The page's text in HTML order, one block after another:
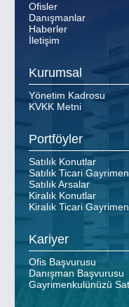
Ofisler
Danışmanlar
Haberler
İletişim
Kurumsal
Yönetim Kadrosu
KVKK Metni
Portföyler
Satılık Konutlar
Satılık Ticari
Satılık Arsalar
Kiralık Konutlar
Kiralık Ticari
Kariyer
Ofis Başvurusu
Danışman Başvurusu
Gayrimenkulünüzü